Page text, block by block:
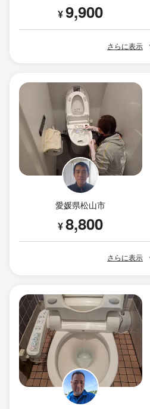
¥9,900
さらに表示
愛媛県松山市
¥8,800
さらに表示